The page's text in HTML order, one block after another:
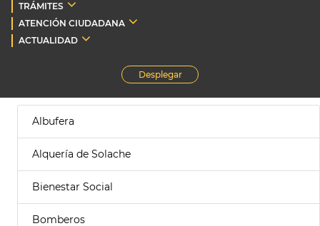
TRÁMITES
ATENCIÓN CIUDADANA
ACTUALIDAD
Desplegar
Albufera
Alquería de Solache
Bienestar Social
Bomberos